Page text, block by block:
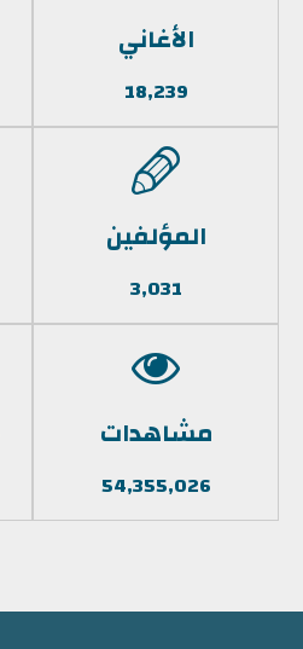
الأغاني
18,239
المؤلفين
3,031
مشاهدات
54,355,026